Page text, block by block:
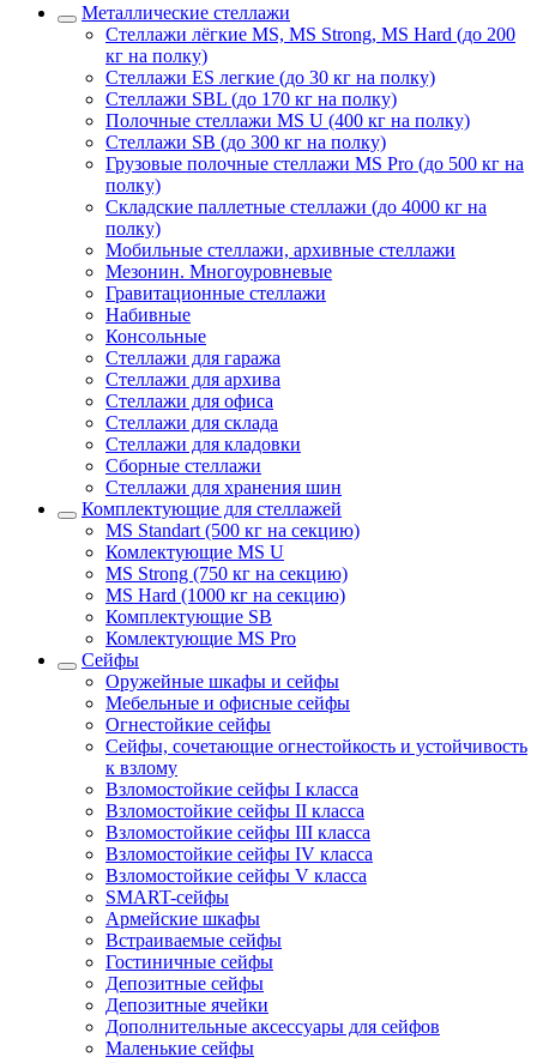
Металлические стеллажи
Стеллажи лёгкие MS, MS Strong, MS Hard (до 200
кг на полку)
Стеллажи ES легкие (до 30 кг на полку)
Стеллажи SBL (до 170 кг на полку)
Полочные стеллажи MS U (400 кг на полку)
Стеллажи SB (до 300 кг на полку)
Грузовые полочные стеллажи MS Pro (до 500 кг на
полку)
Складские паллетные стеллажи (до 4000 кг на
полку)
Мобильные стеллажи, архивные стеллажи
Мезонин. Многоуровневые
Гравитационные стеллажи
Набивные
Консольные
Стеллажи для гаража
Стеллажи для архива
Стеллажи для офиса
Стеллажи для склада
Стеллажи для кладовки
Сборные стеллажи
Стеллажи для хранения шин
Комплектующие для стеллажей
MS Standart (500 кг на секцию)
Комлектующие MS U
MS Strong (750 кг на секцию)
MS Hard (1000 кг на секцию)
Комплектующие SB
Комлектующие MS Pro
Сейфы
Оружейные шкафы и сейфы
Мебельные и офисные сейфы
Огнестойкие сейфы
Сейфы, сочетающие огнестойкость и устойчивость
к взлому
Взломостойкие сейфы I класса
Взломостойкие сейфы II класса
Взломостойкие сейфы III класса
Взломостойкие сейфы IV класса
Взломостойкие сейфы V класса
SMART-сейфы
Армейские шкафы
Встраиваемые сейфы
Гостиничные сейфы
Депозитные сейфы
Депозитные ячейки
Дополнительные аксессуары для сейфов
Маленькие сейфы